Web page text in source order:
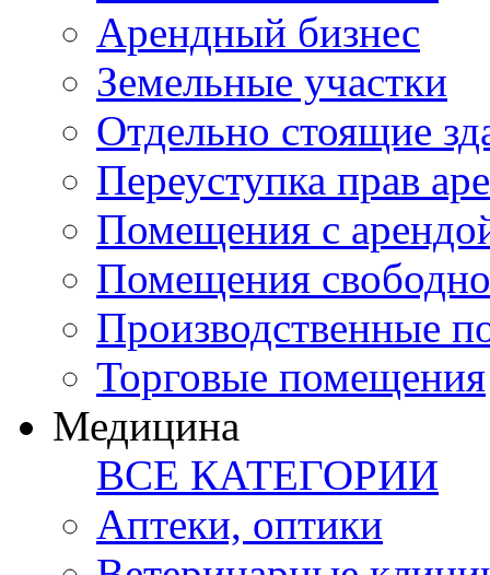
Арендный бизнес
Земельные участки
Отдельно стоящие
Переуступка прав
Помещения с
Помещения
Производственные
Торговые помещения
Медицина
ВСЕ КАТЕГОРИИ
Аптеки, оптики